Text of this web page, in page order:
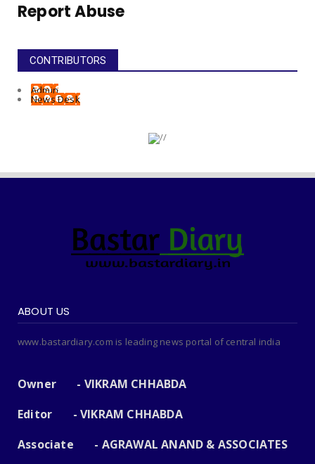
Report Abuse
CONTRIBUTORS
Admin
News Desk
ABOUT US
www.bastardiary.com is leading news portal of central india
Owner - VIKRAM CHHABDA
Editor - VIKRAM CHHABDA
Associate - AGRAWAL ANAND & ASSOCIATES